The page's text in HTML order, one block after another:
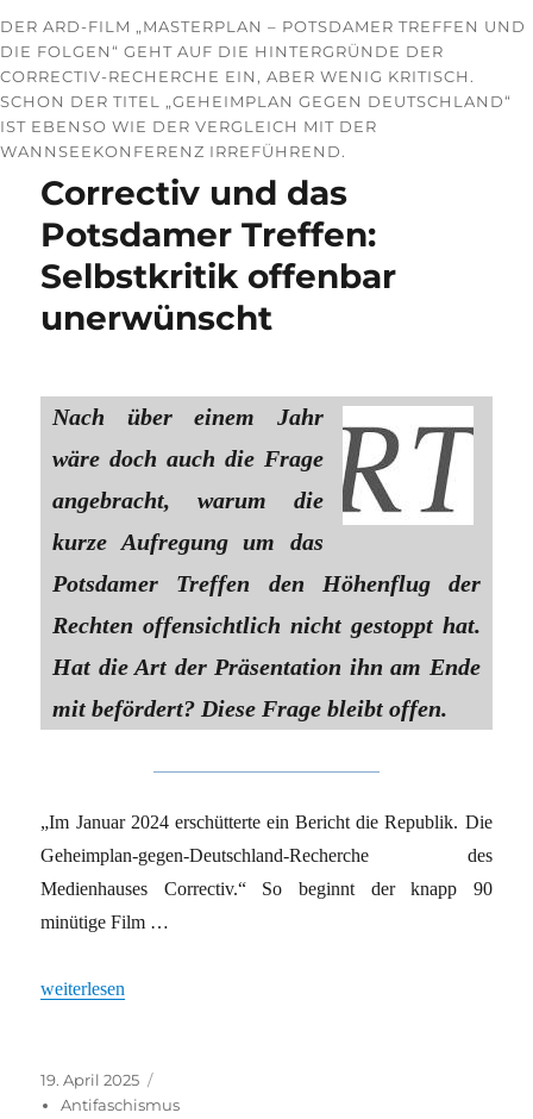
DER ARD-FILM „MASTERPLAN – POTSDAMER TREFFEN UND
DIE FOLGEN“ GEHT AUF DIE HINTERGRÜNDE DER
CORRECTIV-RECHERCHE EIN, ABER WENIG KRITISCH.
SCHON DER TITEL „GEHEIMPLAN GEGEN DEUTSCHLAND“
IST EBENSO WIE DER VERGLEICH MIT DER
WANNSEEKONFERENZ IRREFÜHREND.
Correctiv und das
Potsdamer Treffen:
Selbstkritik offenbar
unerwünscht
Nach über einem Jahr
wäre doch auch die Frage
angebracht, warum die
kurze Aufregung um das
Potsdamer Treffen den Höhenflug der
Rechten offensichtlich nicht gestoppt hat.
Hat die Art der Präsentation ihn am Ende
mit befördert? Diese Frage bleibt offen.
„Im Januar 2024 erschütterte ein Bericht die Republik. Die
Geheimplan-gegen-Deutschland-Recherche des
Medienhauses Correctiv.“ So beginnt der knapp 90
minütige Film …
„Correctiv und das Potsdamer Treffen: Selbstkritik offenbar
weiterlesen
Veröffentlicht
am
19. April 2025
Antifaschismus